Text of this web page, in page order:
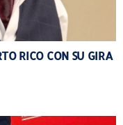
RICO CON SU GIRA